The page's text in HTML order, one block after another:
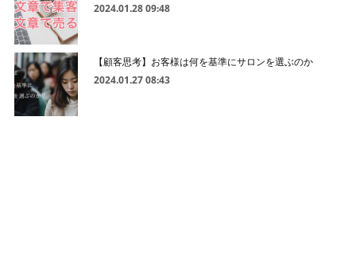
2024.01.28 09:48
【顧客思考】お客様は何を基準にサロンを選ぶのか
2024.01.27 08:43